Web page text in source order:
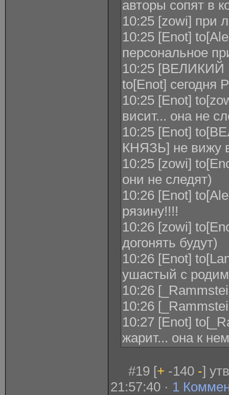
авторы сопят в
10:25 [zowi] при
10:25 [Enot]
персональное
10:25
to[Enot] сегодня
10:25 [Enot]
висит... она не
10:25 [Enot]
КНЯЗЬ] не вижу
10:25 [zowi]
они не следят)
10:26 [Enot]
рязину!!!!
10:26 [zowi]
догонять будут)
10:26 [Enot]
ушастый с
10:26
10:26
10:27 [Enot]
жарит... она к
#19 [+ -140 -]
21:57:40 · 1